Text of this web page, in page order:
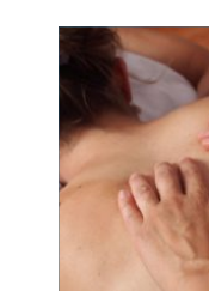
myndigheter
tillsynen. I den
rekrytering fint...